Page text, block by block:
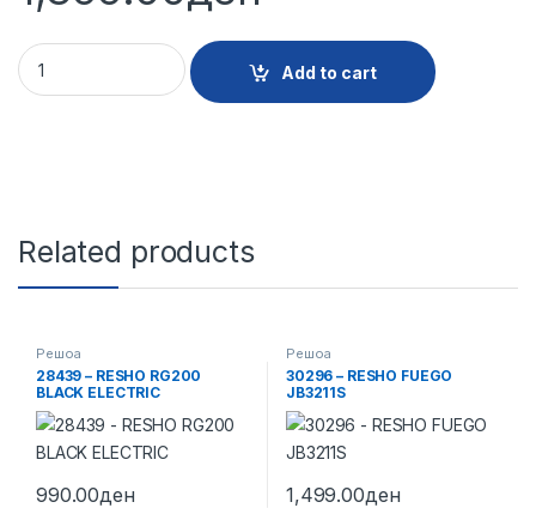
16815 - PLINSKO RESHO RGLUX O-200 COPPER quantity
Add to cart
Related products
Решоа
28439 – RESHO RG200
BLACK ELECTRIC
990.00ден
Решоа
30296 – RESHO FUEGO
JB3211S
1,499.00ден